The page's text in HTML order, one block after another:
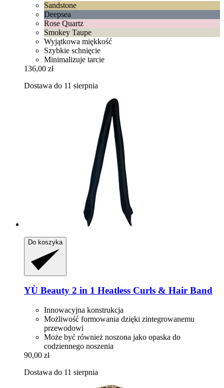
Sandstone
Deepsea
Rose Quartz
Smokey Taupe
Wyjątkowa miękkość
Szybkie schnięcie
Minimalizuje tarcie
136,00 zł
Dostawa do 11 sierpnia
Do koszyka
YÙ Beauty 2 in 1 Heatless Curls & Hair Band
Innowacyjna konstrukcja
Możliwość formowania dzięki zintegrowanemu
przewodowi
Może być również noszona jako opaska do
codziennego noszenia
90,00 zł
Dostawa do 11 sierpnia